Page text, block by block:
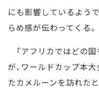
にも影響しているよう
らめ感が伝わってくる。
「アフリカではどの国
が、ワールドカップ本
たカメルーンを訪れた